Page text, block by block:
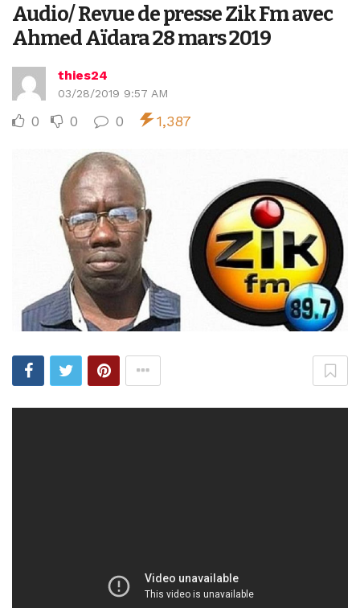
Audio/ Revue de presse Zik Fm avec
Ahmed Aïdara 28 mars 2019
thies24
03/28/2019 9:57 AM
0 0 0 1,387